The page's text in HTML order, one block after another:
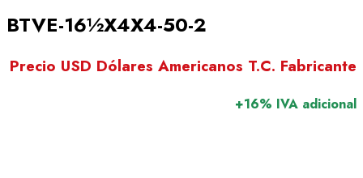
BTVE-16½X4X4-50-2
Precio USD Dólares Americanos T.C. Fabricante
+16% IVA adicional